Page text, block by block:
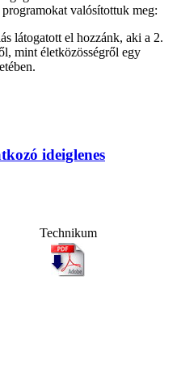
valósítottuk meg:
látogatott el hozzánk, aki a 2.
mint életközösségről egy
ideiglenes
Technikum